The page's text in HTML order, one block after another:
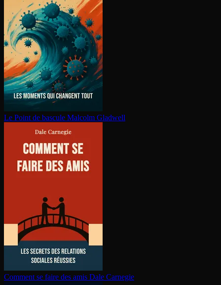
Le Point de bascule Malcolm Gladwell
Comment se faire des amis Dale Carnegie